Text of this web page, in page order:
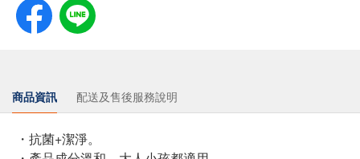
商品資訊 配送及售後服務說明
・抗菌+潔淨。